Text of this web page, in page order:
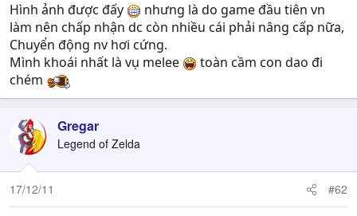
e
r
Hình ảnh được đấy
nhưng là do game đầu tiên vn
làm nên chấp nhận dc còn nhiều cái phải nâng cấp nữa,
Chuyển động nv hơi cứng.
Mình khoái nhất là vụ melee
toàn cầm con dao đi
chém
Gregar
Legend of Zelda
17/12/11 #62